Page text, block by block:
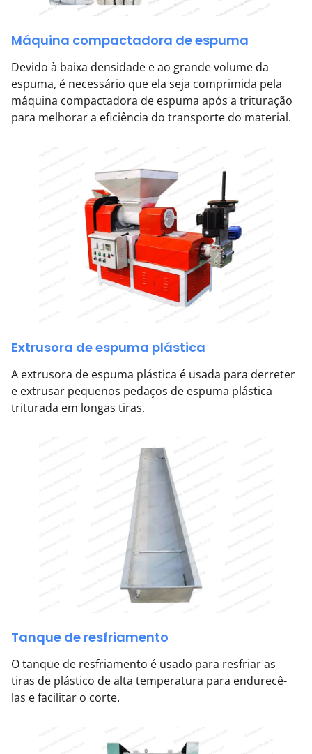
Máquina compactadora de espuma
Devido à baixa densidade e ao grande volume da
espuma, é necessário que ela seja comprimida pela
máquina compactadora de espuma após a trituração
para melhorar a eficiência do transporte do material.
Extrusora de espuma plástica
A extrusora de espuma plástica é usada para derreter
e extrusar pequenos pedaços de espuma plástica
triturada em longas tiras.
Tanque de resfriamento
O tanque de resfriamento é usado para resfriar as
tiras de plástico de alta temperatura para endurecê-
las e facilitar o corte.